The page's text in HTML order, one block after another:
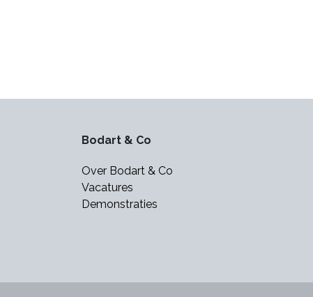
Bodart & Co
Over Bodart & Co
Vacatures
Demonstraties